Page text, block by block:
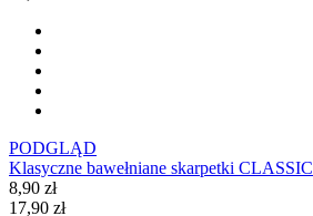
PODGLĄD
Klasyczne bawełniane skarpetki CLASSIC
8,90 zł
17,90 zł